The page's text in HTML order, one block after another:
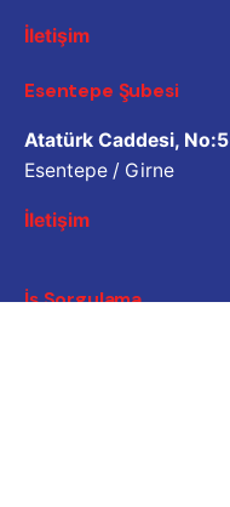
İletişim
Esentepe Şubesi
Atatürk Caddesi, No:5
Esentepe / Girne
İletişim
İş Sorgulama